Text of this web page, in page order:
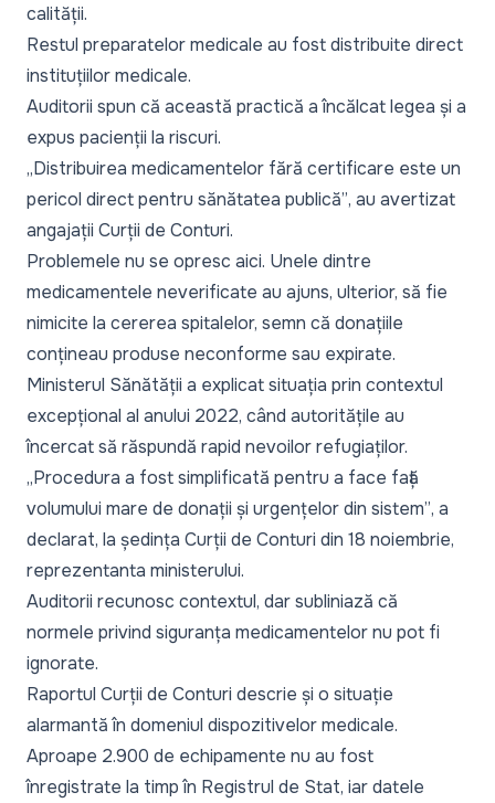
calității.
Restul preparatelor medicale au fost distribuite direct
instituțiilor medicale.
Auditorii spun că această practică a încălcat legea și a
expus pacienții la riscuri.
„Distribuirea medicamentelor fără certificare este un
pericol direct pentru sănătatea publică”, au avertizat
angajații Curții de Conturi.
Problemele nu se opresc aici. Unele dintre
medicamentele neverificate au ajuns, ulterior, să fie
nimicite la cererea spitalelor, semn că donațiile
conțineau produse neconforme sau expirate.
Ministerul Sănătății a explicat situația prin contextul
excepțional al anului 2022, când autoritățile au
încercat să răspundă rapid nevoilor refugiaților.
„Procedura a fost simplificată pentru a face față
volumului mare de donații și urgențelor din sistem”, a
declarat, la ședința Curții de Conturi din 18 noiembrie,
reprezentanta ministerului.
Auditorii recunosc contextul, dar subliniază că
normele privind siguranța medicamentelor nu pot fi
ignorate.
Raportul Curții de Conturi descrie și o situație
alarmantă în domeniul dispozitivelor medicale.
Aproape 2.900 de echipamente nu au fost
înregistrate la timp în Registrul de Stat, iar datele